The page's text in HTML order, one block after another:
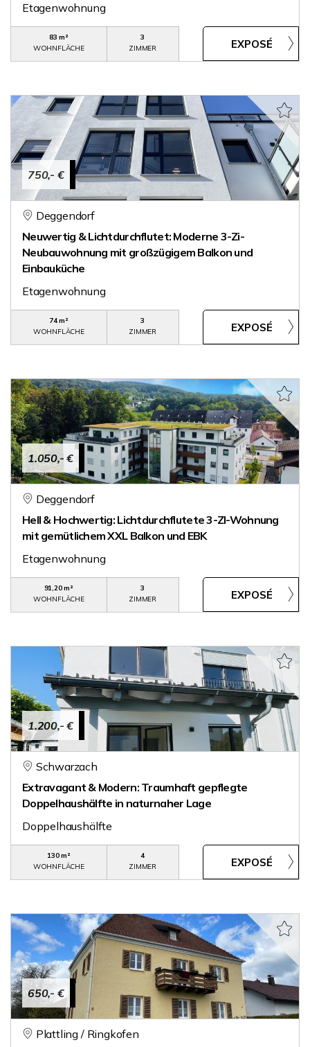
Etagenwohnung
83 m²
WOHNFLÄCHE
3
ZIMMER
750,- €
Deggendorf
Neuwertig & Lichtdurchflutet: Moderne 3-Zi-
Neubauwohnung mit großzügigem Balkon und
Einbauküche
Etagenwohnung
74 m²
WOHNFLÄCHE
3
ZIMMER
1.050,- €
Deggendorf
Hell & Hochwertig: Lichtdurchflutete 3-ZI-Wohnung
mit gemütlichem XXL Balkon und EBK
Etagenwohnung
91,20 m²
WOHNFLÄCHE
3
ZIMMER
1.200,- €
Schwarzach
Extravagant & Modern: Traumhaft gepflegte
Doppelhaushälfte in naturnaher Lage
Doppelhaushälfte
130 m²
WOHNFLÄCHE
4
ZIMMER
650,- €
Plattling / Ringkofen